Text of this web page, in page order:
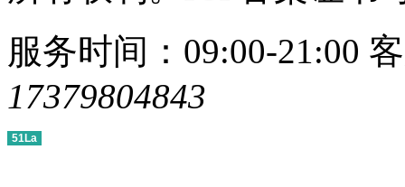
服务时间：09:00-21:00
17379804843
51La